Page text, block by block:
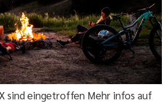
sind eingetroffen Mehr infos auf